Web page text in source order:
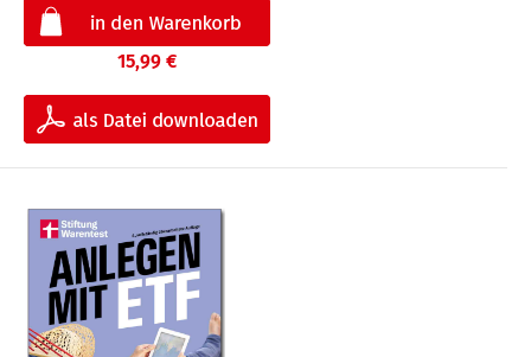
15,99 €